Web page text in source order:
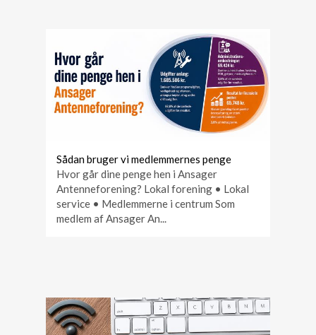
Sådan bruger vi medlemmernes penge
Hvor går dine penge hen i Ansager
Antenneforening? Lokal forening • Lokal
service • Medlemmerne i centrum Som
medlem af Ansager An...